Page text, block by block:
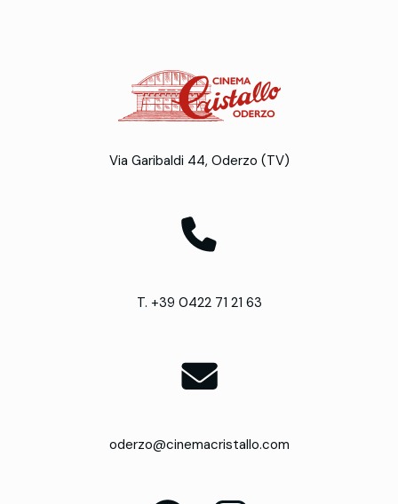
Via Garibaldi 44, Oderzo (TV)
T. +39 0422 71 21 63
oderzo@cinemacristallo.com